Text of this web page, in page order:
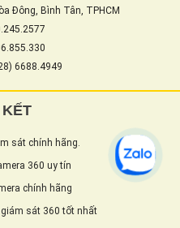
Đông, Bình Tân, TPHCM
6688.4949
sát chính hãng.
360 uy tín
chính hãng
sát 360 tốt nhất